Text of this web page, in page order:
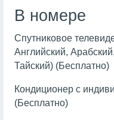
В номере
Спутниковое
Английский,
Тайский) (Бесплатно)
Кондиционер с
(Бесплатно)